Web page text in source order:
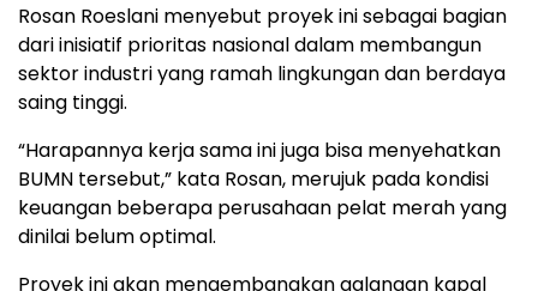
Rosan Roeslani menyebut proyek ini sebagai bagian
dari inisiatif prioritas nasional dalam membangun
sektor industri yang ramah lingkungan dan berdaya
saing tinggi.
“Harapannya kerja sama ini juga bisa menyehatkan
BUMN tersebut,” kata Rosan, merujuk pada kondisi
keuangan beberapa perusahaan pelat merah yang
dinilai belum optimal.
Proyek ini akan mengembangkan galangan kapal